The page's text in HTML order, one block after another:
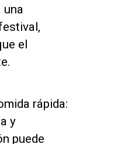
una
el
rápida:
y
puede